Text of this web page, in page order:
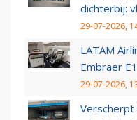
dichterbij:
29-07-2026,
LATAM
Embraer
29-07-2026,
Verscherpt